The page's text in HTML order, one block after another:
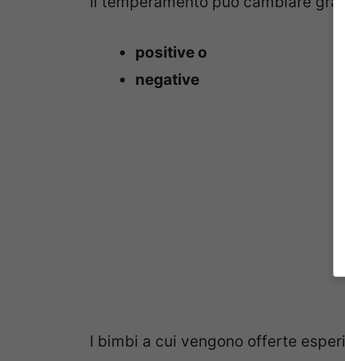
positive o
negative
I bimbi a cui vengono offerte